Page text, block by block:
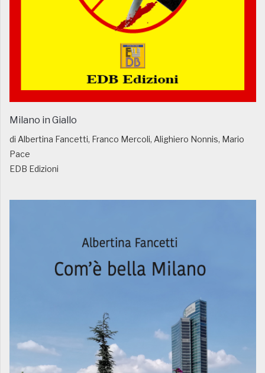
Milano in Giallo
di Albertina Fancetti, Franco Mercoli, Alighiero Nonnis, Mario
Pace
EDB Edizioni